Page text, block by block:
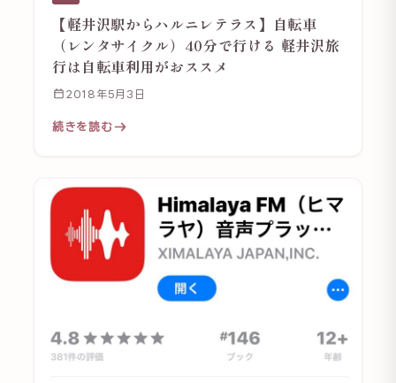
【軽井沢駅からハルニレテラス】自転車
（レンタサイクル）40分で行ける 軽井沢旅
行は自転車利用がおススメ
2018年5月3日
続きを読む